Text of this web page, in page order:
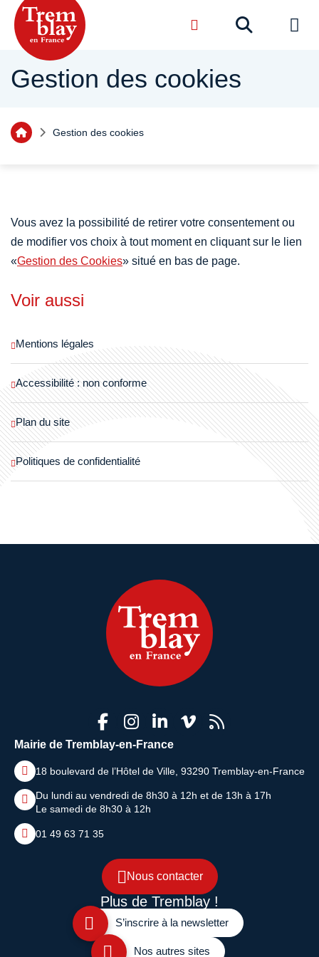
Menu de raccourcis
Accueil ville de Tremblay-en-France de
Gestion des cookies
Vous êtes ici :
Retourner à l'accueil
Gestion des cookies
Vous avez la possibilité de retirer votre consentement ou
de modifier vos choix à tout moment en cliquant sur le lien
«Gestion des Cookies» situé en bas de page.
Voir aussi
Mentions légales
Accessibilité : non conforme
Plan du site
Politiques de confidentialité
Nous suivre
Facebook
InstagramLinkedIn
Adresse dans le pied de page
Mairie de Tremblay-en-France
18 boulevard de l’Hôtel de Ville, 93290 Tremblay-en-France
Horaires
Du lundi au vendredi de 8h30 à 12h et de 13h à 17h
Le samedi de 8h30 à 12h
Bouton téléphone
01 49 63 71 35
Bouton contacterNous contacter
Plus de Tremblay !
S’inscrire à la newsletter
Nos autres sites